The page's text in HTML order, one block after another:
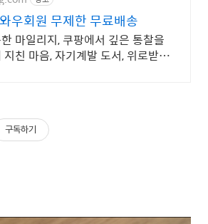
우회원 무제한 무료배송
마일리지, 쿠팡에서 깊은 통찰을
친 마음, 자기계발 도서, 위로받고
구독하기